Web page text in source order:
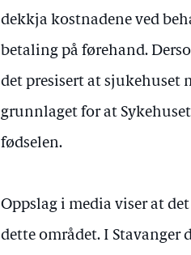
dekkja kostnadene ved
betaling på førehand.
det presisert at sjukehuset
grunnlaget for at
fødselen.
Oppslag i media viser at
dette området. I